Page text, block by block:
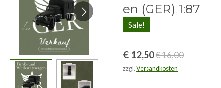
en (GER) 1:87
Sale!
€ 12,50€ 16,00
zzgl. Versandkosten